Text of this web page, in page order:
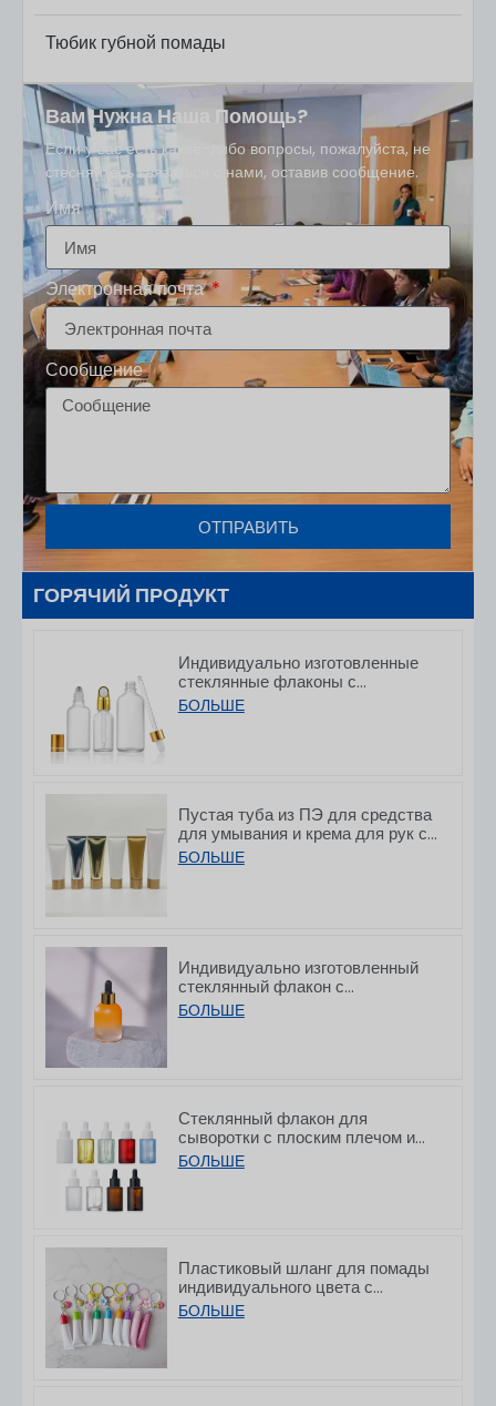
Тюбик губной помады
Вам Нужна Наша Помощь?
Если у вас есть какие-либо вопросы, пожалуйста, не
стесняйтесь связаться с нами, оставив сообщение.
Имя
Электронная почта
Сообщение
ОТПРАВИТЬ
ГОРЯЧИЙ ПРОДУКТ
Индивидуально изготовленные
стеклянные флаконы с
капельницей для эфирных масел,
предназначенные для упаковки
БОЛЬШЕ
Пустая туба из ПЭ для средства
для умывания и крема для рук с
бамбуковыми крышками,
50/80/100/150 г
БОЛЬШЕ
Индивидуально изготовленный
стеклянный флакон с
капельницей и постепенно
утолщающимся дном для
БОЛЬШЕ
Стеклянный флакон для
сыворотки с плоским плечом и
матовым белым покрытием, с
капельницей, объемом
БОЛЬШЕ
Пластиковый шланг для помады
индивидуального цвета с
крючком, 8/15 г
БОЛЬШЕ